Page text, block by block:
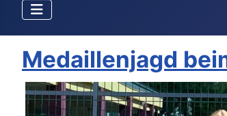
Medaillenjagd